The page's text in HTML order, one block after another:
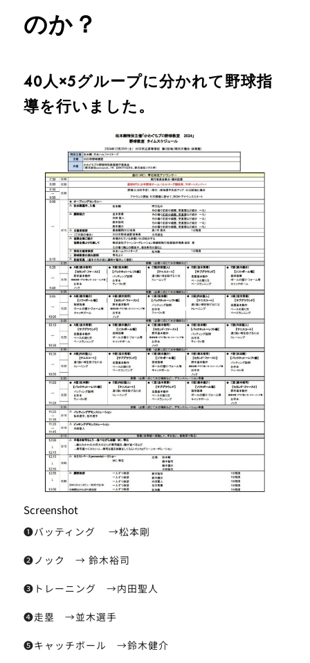
のか？
40人×5グループに分かれて野球指
導を行いました。
Screenshot
❶バッティング →松本剛
❷ノック → 鈴木裕司
❸トレーニング →内田聖人
❹走塁 →並木選手
❺キャッチボール →鈴木健介